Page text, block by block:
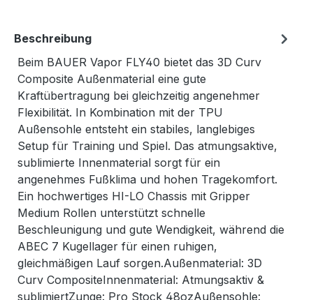
Beschreibung
Beim BAUER Vapor FLY40 bietet das 3D Curv
Composite Außenmaterial eine gute
Kraftübertragung bei gleichzeitig angenehmer
Flexibilität. In Kombination mit der TPU
Außensohle entsteht ein stabiles, langlebiges
Setup für Training und Spiel. Das atmungsaktive,
sublimierte Innenmaterial sorgt für ein
angenehmes Fußklima und hohen Tragekomfort.
Ein hochwertiges HI-LO Chassis mit Gripper
Medium Rollen unterstützt schnelle
Beschleunigung und gute Wendigkeit, während die
ABEC 7 Kugellager für einen ruhigen,
gleichmäßigen Lauf sorgen.Außenmaterial: 3D
Curv CompositeInnenmaterial: Atmungsaktiv &
sublimiertZunge: Pro Stock 48ozAußensohle: